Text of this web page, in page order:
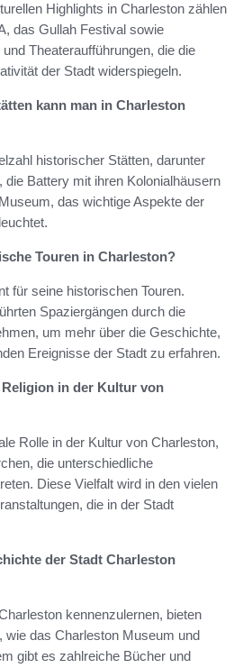
Highlights in Charleston zählen
das Gullah Festival sowie
Theateraufführungen, die die
der Stadt widerspiegeln.
kann man in Charleston
historischer Stätten, darunter
Battery mit ihren Kolonialhäusern
das wichtige Aspekte der
Touren in Charleston?
für seine historischen Touren.
Spaziergängen durch die
um mehr über die Geschichte,
Ereignisse der Stadt zu erfahren.
in der Kultur von
Rolle in der Kultur von Charleston,
die unterschiedliche
Diese Vielfalt wird in den vielen
die in der Stadt
der Stadt Charleston
kennenzulernen, bieten
das Charleston Museum und
gibt es zahlreiche Bücher und